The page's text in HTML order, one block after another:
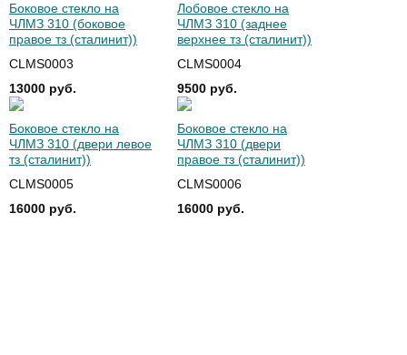
Боковое стекло на
ЧЛМЗ 310 (боковое
правое тз (сталинит))
CLMS0003
13000 руб.
Лобовое стекло на
ЧЛМЗ 310 (заднее
верхнее тз (сталинит))
CLMS0004
9500 руб.
Боковое стекло на
ЧЛМЗ 310 (двери левое
тз (сталинит))
CLMS0005
16000 руб.
Боковое стекло на
ЧЛМЗ 310 (двери
правое тз (сталинит))
CLMS0006
16000 руб.